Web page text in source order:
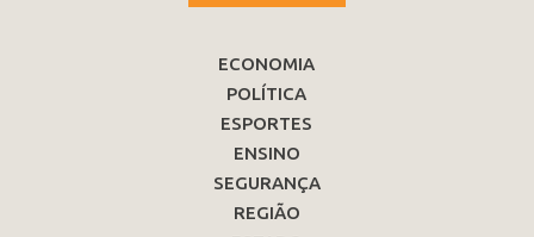
ECONOMIA
POLÍTICA
ESPORTES
ENSINO
SEGURANÇA
REGIÃO